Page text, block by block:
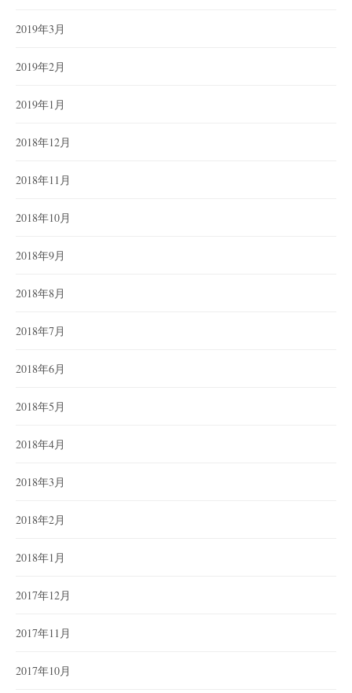
2019年3月
2019年2月
2019年1月
2018年12月
2018年11月
2018年10月
2018年9月
2018年8月
2018年7月
2018年6月
2018年5月
2018年4月
2018年3月
2018年2月
2018年1月
2017年12月
2017年11月
2017年10月